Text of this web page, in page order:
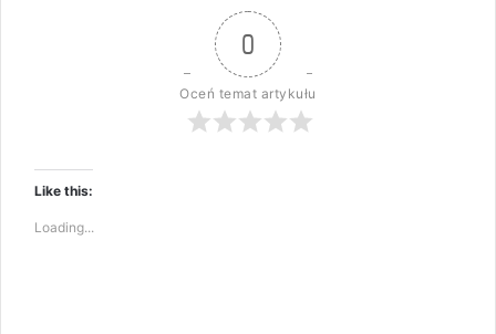
0
Oceń temat artykułu
Like this:
Loading...